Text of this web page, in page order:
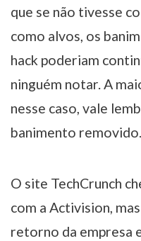
que se não tivesse
como alvos, os
hack poderiam
ninguém notar. A
nesse caso, vale
banimento removido.
O site TechCrunch
com a Activision,
retorno da empresa